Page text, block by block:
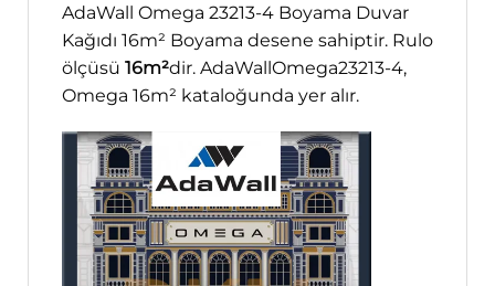
AdaWall Omega 23213-4 Boyama Duvar
Kağıdı 16m² Boyama desene sahiptir. Rulo
ölçüsü 16m²dir. AdaWallOmega23213-4,
Omega 16m² kataloğunda yer alır.